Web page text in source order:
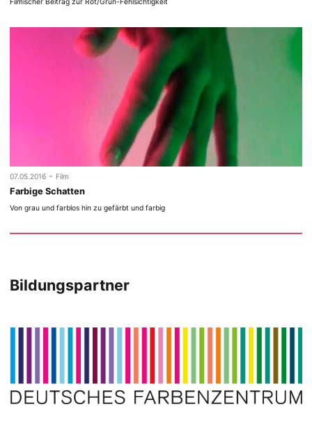
07.05.2016 - Film
Farbige Schatten
Von grau und farblos hin zu gefärbt und farbig
Bildungspartner